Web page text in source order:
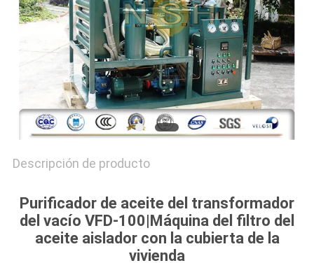
POLICY
Descripción de producto
Purificador de aceite del transformador
del vacío VFD-100|Máquina del filtro del
aceite aislador con la cubierta de la
vivienda